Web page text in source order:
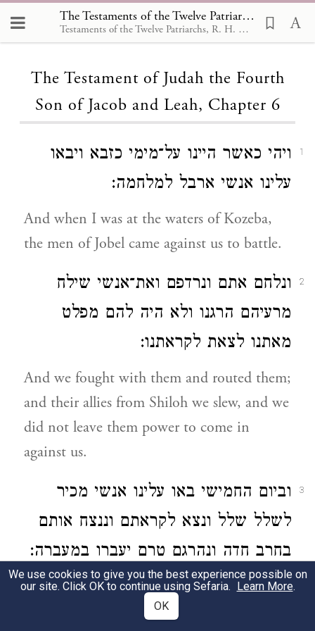
The Testaments of the Twelve Patriarchs, The Testament of Judah the Fourth Son of Jacob and Leah 6
Testaments of the Twelve Patriarchs, R. H. Charles,1908
Loading...
The Testament of Judah the Fourth
Son of Jacob and Leah, Chapter 6
1
ויהי כאשר היינו על־מימי כזבא ויבאו
עלינו אנשי ארבל למלחמה:
And when I was at the waters of Kozeba,
the men of Jobel came against us to battle.
2
ונלחם אתם ונרדפם ואת־אנשי שילח
מרעיהם הרגנו ולא היה להם מפלט
מאתנו לצאת לקראתנו:
And we fought with them and routed them;
and their allies from Shiloh we slew, and we
did not leave them power to come in
against us.
3
וביום החמישי באו עלינו אנשי מכיר
לשלל שלל ונצא לקראתם וננצח אותם
בחרב חדה ונהרגם טרם יעברו במעברה:
And the men of Makir came upon us the
fifth day, to seize our spoil; and we attacked
We use cookies to give you the best experience possible on
our site. Click OK to continue using Sefaria. Learn More.
OK